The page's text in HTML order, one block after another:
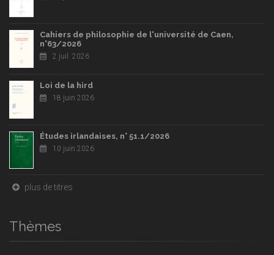
Cahiers de philosophie de l'université de Caen,
n°63/2026
2 juil. 2026
Loi de la hird
18 juin 2026
Études irlandaises, n° 51.1/2026
10 juin 2026
plus de titres
Thèmes